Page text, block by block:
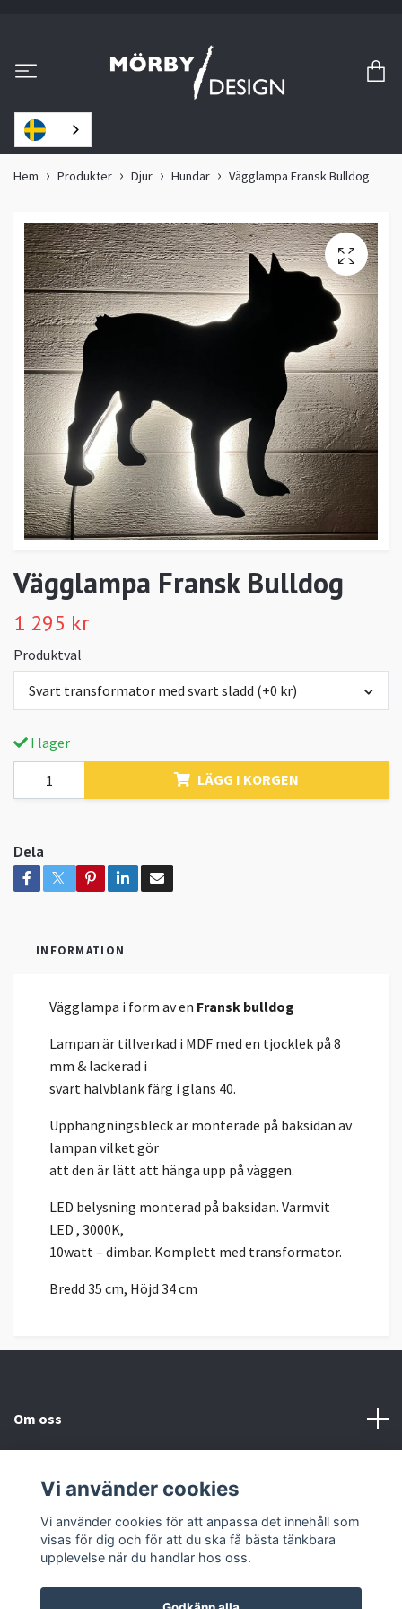
Hem Produkter Djur Hundar Vägglampa Fransk Bulldog
Vägglampa Fransk Bulldog
1 295 kr
Produktval
Svart transformator med svart sladd (+0 kr)
I lager
LÄGG I KORGEN
Dela
INFORMATION
Vägglampa i form av en Fransk bulldog
Lampan är tillverkad i MDF med en tjocklek på 8
mm & lackerad i
svart halvblank färg i glans 40.
Upphängningsbleck är monterade på baksidan av
lampan vilket gör
att den är lätt att hänga upp på väggen.
LED belysning monterad på baksidan. Varmvit
LED , 3000K,
10watt – dimbar. Komplett med transformator.
Bredd 35 cm, Höjd 34 cm
Om oss
Sociala medier
Vi använder cookies
Vi använder cookies för att anpassa det innehåll som
visas för dig och för att du ska få bästa tänkbara
upplevelse när du handlar hos oss.